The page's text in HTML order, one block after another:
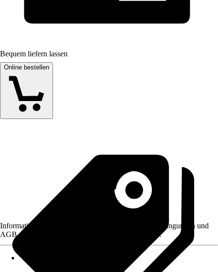
Bequem liefern lassen
Online bestellen
Informationen des Verkäufers, wie z. B. Rückgabebedingungen und
AGB, finden Sie bei Klick auf den Verkäufernamen.